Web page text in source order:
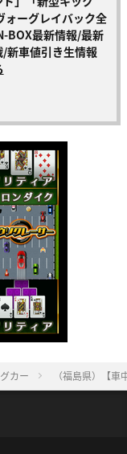
ォーグレイバック全
BOX最新情報/最新
新車値引き生情報
カー （福島県）【